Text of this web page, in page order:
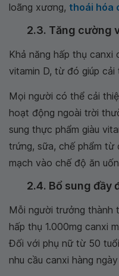
loãng xương, thoái hóa
2.3. Tăng cường
Khả năng hấp thụ
vitamin D, từ đó giúp
Mọi người có thể cải
hoạt động ngoài trời
sung thực phẩm giàu
trứng, sữa, chế phẩm từ
mạch vào chế độ ăn
2.4. Bổ sung đầy
Mỗi người trưởng thành
hấp thụ 1.000mg canxi
Đối với phụ nữ từ 50
nhu cầu canxi hàng